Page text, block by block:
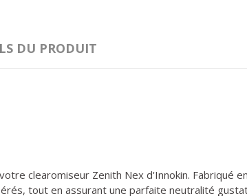
DU PRODUIT
clearomiseur Zenith Nex d'Innokin. Fabriqué en
tout en assurant une parfaite neutralité